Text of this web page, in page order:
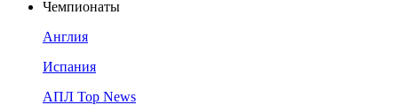
Чемпионаты
Англия
Испания
АПЛ Top News